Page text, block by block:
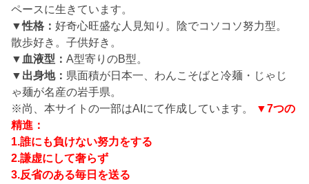
ペースに生きています。
▼性格：好奇心旺盛な人見知り。陰でコソコソ努力型。
散歩好き。子供好き。
▼血液型：A型寄りのB型。
▼出身地： 県面積が日本一、わんこそばと冷麺・じゃじ
ゃ麺が名産の岩手県。
※尚、本サイトの一部はAIにて作成しています。
▼7つの
精進：
1.誰にも負けない努力をする
2.謙虚にして奢らず
3.反省のある毎日を送る